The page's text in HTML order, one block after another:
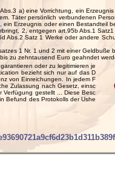
a) eine Vorrichtung, ein
Täter persönlich verbundenen
Erzeugnis oder einen Bestandteil
2. entgegen art.95b Abs.1
Abs.2 Satz 1 Werke oder andere
1 Nr. 1 und 2 mit einer Geldbuße
zu zehntausend Euro geahndet
oder zu legitimieren je
bezieht sich nur auf das D
von Einreichungen. In jedem F
Zulassung nach Gesetz, einsc
Verfügung gestellt ... Diese Besc
Befund des Protokolls der Ushe